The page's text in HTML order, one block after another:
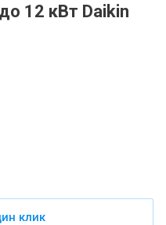
12 кВт Daikin
клик